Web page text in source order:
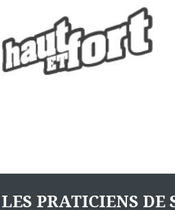
LES PRATICIENS DE